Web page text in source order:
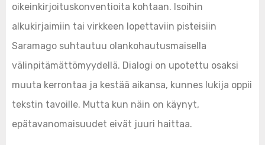
oikeinkirjoituskonventioita kohtaan. Isoihin
alkukirjaimiin tai virkkeen lopettaviin pisteisiin
Saramago suhtautuu olankohautusmaisella
välinpitämättömyydellä. Dialogi on upotettu osaksi
muuta kerrontaa ja kestää aikansa, kunnes lukija oppii
tekstin tavoille. Mutta kun näin on käynyt,
epätavanomaisuudet eivät juuri haittaa.